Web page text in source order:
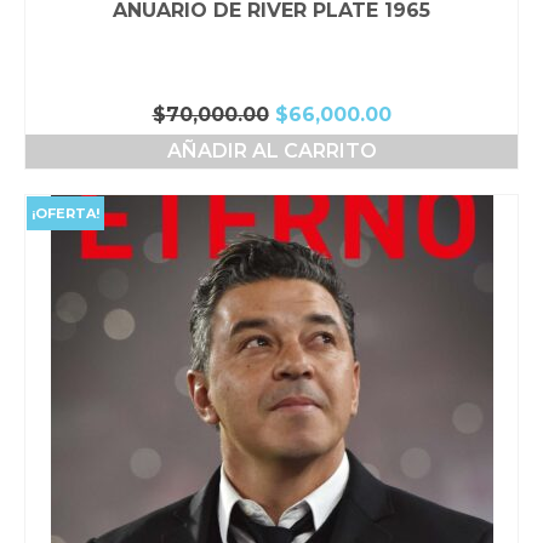
ANUARIO DE RIVER PLATE 1965
$70,000.00 El
precio
original
$70,000.00.
$66,000.00El
precio
$66,000.00.
AÑADIR AL CARRITO
¡OFERTA!